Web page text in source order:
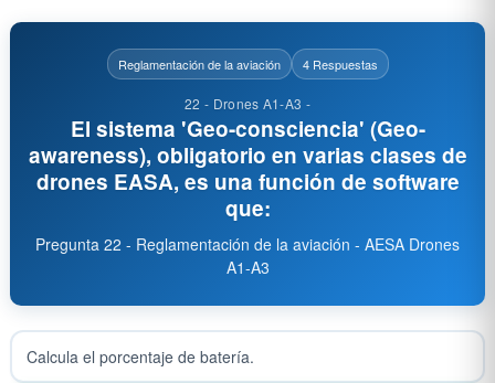
Reglamentación de la aviación 4 Respuestas
22 - Drones A1-A3 -
El sistema 'Geo-consciencia' (Geo-
awareness), obligatorio en varias clases de
drones EASA, es una función de software
que:
Pregunta 22 - Reglamentación de la aviación - AESA Drones
A1-A3
Calcula el porcentaje de batería.